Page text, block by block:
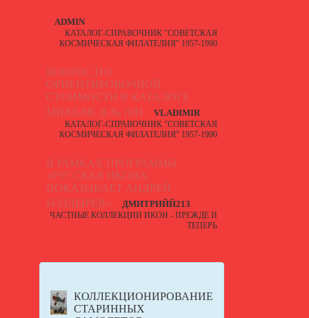
ADMIN
КАТАЛОГ-СПРАВОЧНИК "СОВЕТСКАЯ
КОСМИЧЕСКАЯ ФИЛАТЕЛИЯ" 1957-1990
ВОПРОС ПО
ОРИЕНТИРОВОЧНОЙ
СТОИМОСТИ В КАТАЛОГЕ
МИХЕЛЯ. В № П/П
VLADIMIR
КАТАЛОГ-СПРАВОЧНИК "СОВЕТСКАЯ
КОСМИЧЕСКАЯ ФИЛАТЕЛИЯ" 1957-1990
В РАМКАХ ПРОГРАММЫ
«РУССКАЯ ИКОНА.
ПОКАЗЫВАЕТ АНДРЕЙ
БОЛДЫРЕВ»
ДМИТРИЙЙ213
ЧАСТНЫЕ КОЛЛЕКЦИИ ИКОН - ПРЕЖДЕ И
ТЕПЕРЬ
КОЛЛЕКЦИОНИРОВАНИЕ
СТАРИННЫХ